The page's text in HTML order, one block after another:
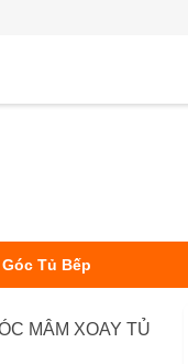
Tủ Bếp
MÂM XOAY TỦ